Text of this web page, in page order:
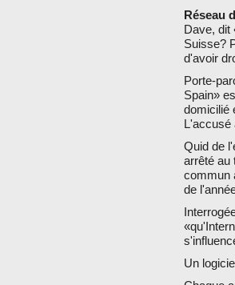
Réseau
Dave, dit
Suisse?
d'avoir
Porte-
Spain»
domicilié
L'accusé
Quid de
arrêté au
commun
de
Un